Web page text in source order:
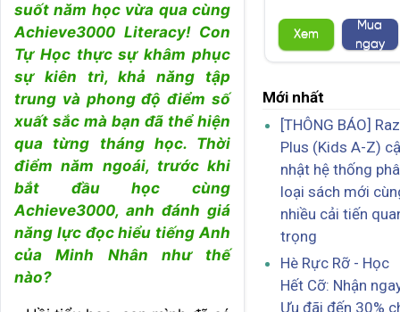
suốt năm học vừa qua cùng
Achieve3000 Literacy! Con
Tự Học thực sự khâm phục
sự kiên trì, khả năng tập
trung và phong độ điểm số
xuất sắc mà bạn đã thể hiện
qua từng tháng học. Thời
điểm năm ngoái, trước khi
bắt đầu học cùng
Achieve3000, anh đánh giá
năng lực đọc hiểu tiếng Anh
của Minh Nhân như thế
nào?
Xem
Mua
ngay
Mới nhất
[THÔNG BÁO]
Plus (Kids A-Z)
nhật hệ thống
loại sách mới
nhiều cải tiến
trọng
Hè Rực Rỡ - Học
Hết Cỡ: Nhận
Ưu đãi đến 30%